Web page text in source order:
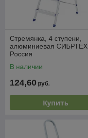
Стремянка, 4 ступени,
алюминиевая СИБРТЕХ
Pоссия
В наличии
124,60 руб.
Купить